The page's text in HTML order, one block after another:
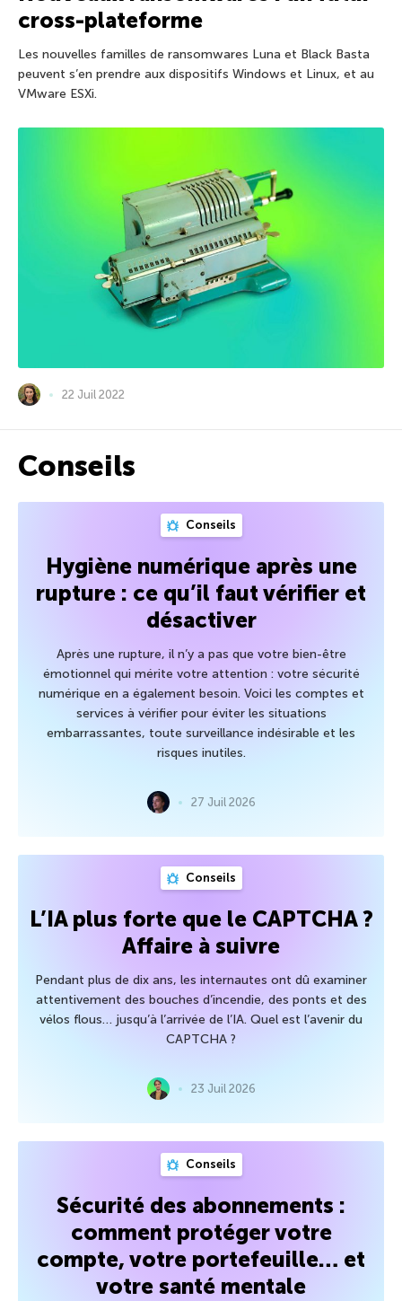
cross-plateforme
Les nouvelles familles de ransomwares Luna et Black Basta
peuvent s’en prendre aux dispositifs Windows et Linux, et au
VMware ESXi.
22 Juil 2022
Conseils
Conseils
Hygiène numérique après une
rupture : ce qu’il faut vérifier et
désactiver
Après une rupture, il n’y a pas que votre bien-être
émotionnel qui mérite votre attention : votre sécurité
numérique en a également besoin. Voici les comptes et
services à vérifier pour éviter les situations
embarrassantes, toute surveillance indésirable et les
risques inutiles.
27 Juil 2026
Conseils
L’IA plus forte que le CAPTCHA ?
Affaire à suivre
Pendant plus de dix ans, les internautes ont dû examiner
attentivement des bouches d’incendie, des ponts et des
vélos flous… jusqu’à l’arrivée de l’IA. Quel est l’avenir du
CAPTCHA ?
23 Juil 2026
Conseils
Sécurité des abonnements :
comment protéger votre
compte, votre portefeuille… et
votre santé mentale